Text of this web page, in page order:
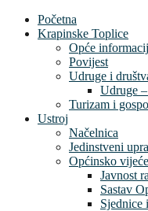
Početna
Krapinske Toplice
Opće
Povijest
Udruge i
Udruge
Turizam i
Ustroj
Načelnica
Jedinstveni
Općinsko vijeće
Javnost
Sastav
Sjednice